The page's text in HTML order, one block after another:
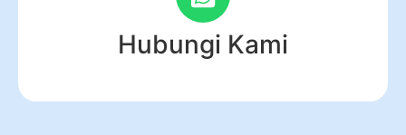
Hubungi Kami